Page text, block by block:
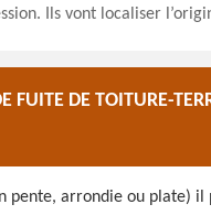
Ils vont localiser
FUITE DE TOITURE-
pente, arrondie ou plate)